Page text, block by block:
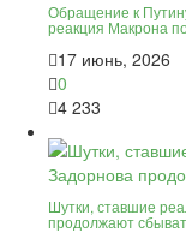
Обращение к
реакция Макрона
17 июнь, 2026
0
4 233
Шутки, ставшие
продолжают